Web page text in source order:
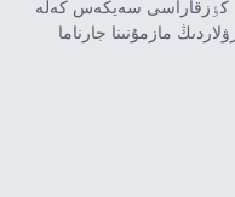
كٶزقاراسى سەيكەس كەلە
مازمۇنىنا جارناما